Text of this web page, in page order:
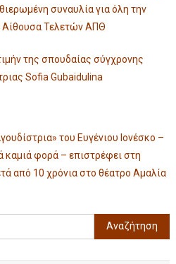
συναυλία για όλη την
Αίθουσα Τελετών ΑΠΘ
της σπουδαίας σύγχρονης
Sofia Gubaidulina
του Ευγένιου Ιονέσκο –
καμιά φορά – επιστρέφει στη
από 10 χρόνια στο θέατρο Αμαλία